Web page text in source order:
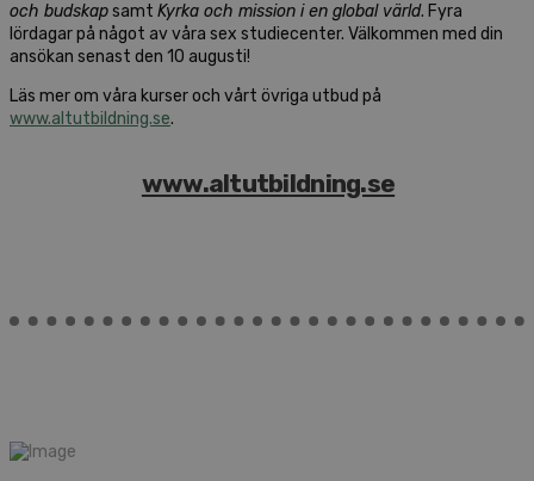
och budskapsamt Kyrka och mission i en global värld. Fyra
lördagar på något av våra sex studiecenter. Välkommen med din
ansökan senast den 10 augusti!
Läs mer om våra kurser och vårt övriga utbud på
www.altutbildning.se.
www.altutbildning.se